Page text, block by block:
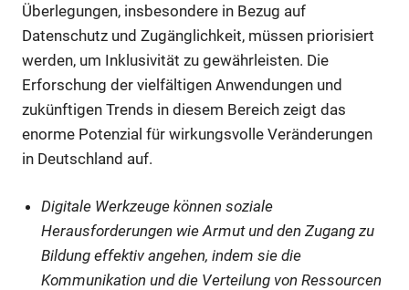
Überlegungen, insbesondere in Bezug auf
Datenschutz und Zugänglichkeit, müssen priorisiert
werden, um Inklusivität zu gewährleisten. Die
Erforschung der vielfältigen Anwendungen und
zukünftigen Trends in diesem Bereich zeigt das
enorme Potenzial für wirkungsvolle Veränderungen
in Deutschland auf.
Digitale Werkzeuge können soziale
Herausforderungen wie Armut und den Zugang zu
Bildung effektiv angehen, indem sie die
Kommunikation und die Verteilung von Ressourcen